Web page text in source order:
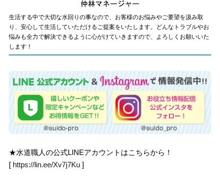
生活する中で大切な水回りの事なので、お客様のお悩みやご要望を汲み取
り、安心して生活していただけるご提案をいたします。どんなトラブルやお
悩みも全力で解決できるように心がけていきますので、よろしくお願いいた
します！
★水道職人の公式LINEアカウントはこちらから！
[ https://lin.ee/Xv7j7Ku ]